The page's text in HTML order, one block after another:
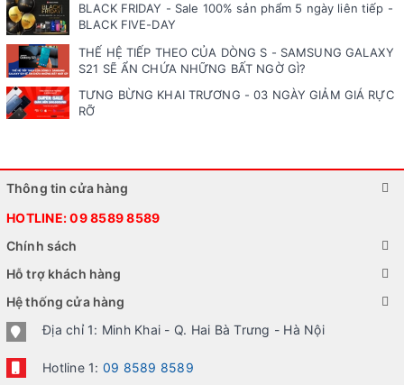
BLACK FRIDAY - Sale 100% sản phẩm 5 ngày liên tiếp -
BLACK FIVE-DAY
THẾ HỆ TIẾP THEO CỦA DÒNG S - SAMSUNG GALAXY
S21 SẼ ẨN CHỨA NHỮNG BẤT NGỜ GÌ?
TƯNG BỪNG KHAI TRƯƠNG - 03 NGÀY GIẢM GIÁ RỰC
RỠ
Thông tin cửa hàng
HOTLINE:09 8589 8589
Chính sách
Hỗ trợ khách hàng
Hệ thống cửa hàng
Địa chỉ 1: Minh Khai - Q. Hai Bà Trưng - Hà Nội
Hotline 1: 09 8589 8589